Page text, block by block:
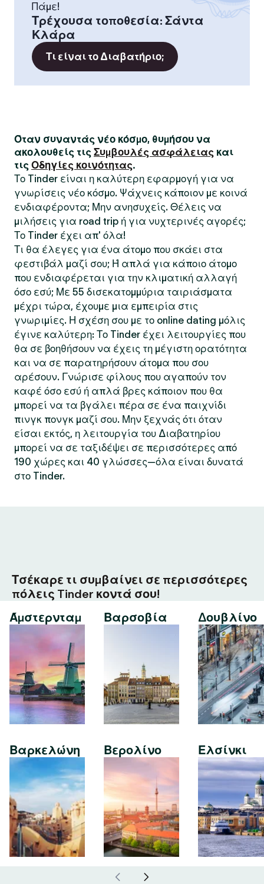
Πάμε!
Τρέχουσα τοποθεσία: Σάντα
Κλάρα
Τι είναι το Διαβατήριο;
Όταν συναντάς νέο κόσμο, θυμήσου να
ακολουθείς τις Συμβουλές ασφάλειας και
τις Οδηγίες κοινότητας.
Το Tinder είναι η καλύτερη εφαρμογή για να
γνωρίσεις νέο κόσμο. Ψάχνεις κάποιον με κοινά
ενδιαφέροντα; Μην ανησυχείς. Θέλεις να
μιλήσεις για road trip ή για νυχτερινές αγορές;
Το Tinder έχει απ' όλα!
Τι θα έλεγες για ένα άτομο που σκάει στα
φεστιβάλ μαζί σου; Ή απλά για κάποιο άτομο
που ενδιαφέρεται για την κλιματική αλλαγή
όσο εσύ; Με 55 δισεκατομμύρια ταιριάσματα
μέχρι τώρα, έχουμε μια εμπειρία στις
γνωριμίες. Η σχέση σου με το online dating μόλις
έγινε καλύτερη: Το Tinder έχει λειτουργίες που
θα σε βοηθήσουν να έχεις τη μέγιστη ορατότητα
και να σε παρατηρήσουν άτομα που σου
αρέσουν. Γνώρισε φίλους που αγαπούν τον
καφέ όσο εσύ ή απλά βρες κάποιον που θα
μπορεί να τα βγάλει πέρα σε ένα παιχνίδι
πινγκ πονγκ μαζί σου. Μην ξεχνάς ότι όταν
είσαι εκτός, η λειτουργία του Διαβατηρίου
μπορεί να σε ταξιδέψει σε περισσότερες από
190 χώρες και 40 γλώσσες—όλα είναι δυνατά
στο Tinder.
Τσέκαρε τι συμβαίνει σε περισσότερες
πόλεις Tinder κοντά σου!
Άμστερνταμ
Βαρκελώνη
Βαρσοβία
Βερολίνο
Δουβλίνο
Ελσίνκι